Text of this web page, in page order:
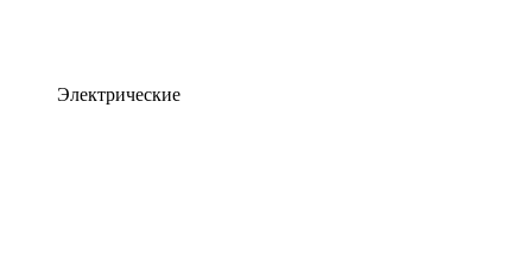
Электрические